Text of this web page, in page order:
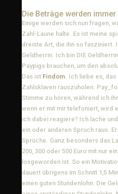
Die Beträge werden
Einige werden sich nun fragen,
Zahl-Laune halte. Es ist meine
dreiste Art, die ihn so fasziniert.
Geldherrin. Ich bin DIE
Paypigs brauchen, um den
Das ist Findom. Ich liebe es, das
Zahlsklaven rauszuholen.
Stimme zu hören, während ich
wenn er mit mir telefoniert, wird
ich dabei reagiere? Ich lache
ein oder anderen Spruch raus.
Sprüche. Ganz besonders das
200, 300 oder 500 Euro mit nur
losgeworden ist. So ein
dauert übrigens im Schnitt 1,5
einen guten Stundenlohn. Die